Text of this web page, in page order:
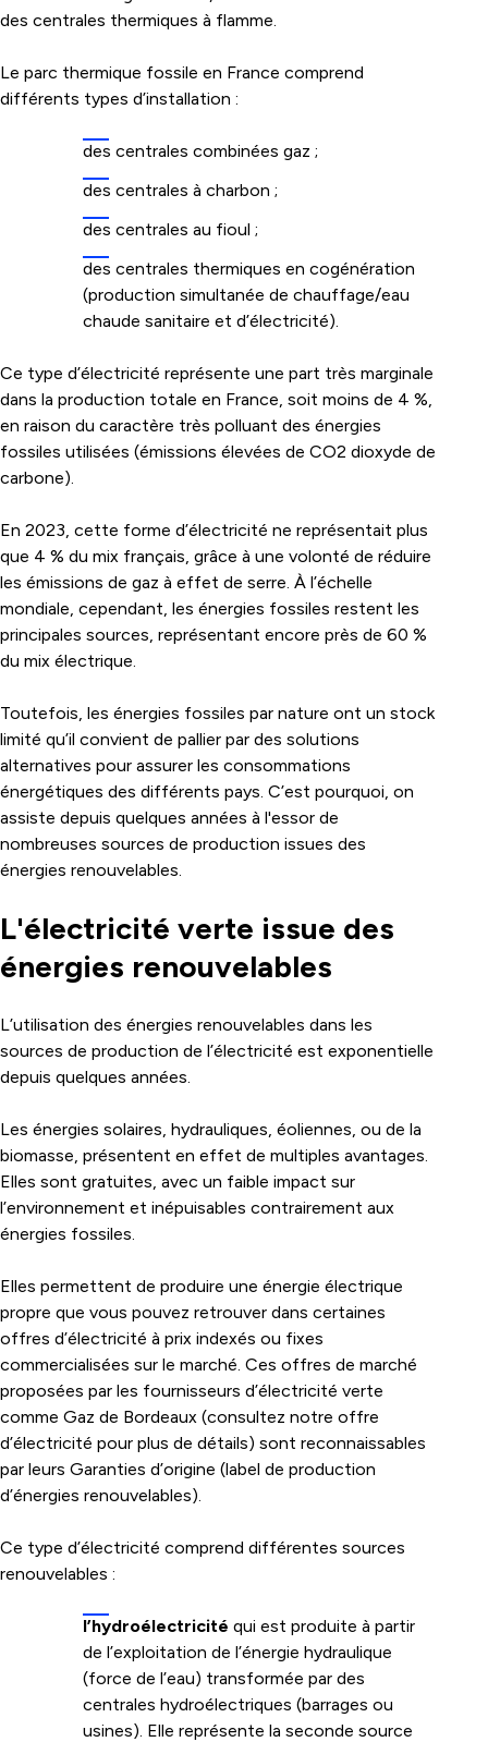
des centrales thermiques à flamme.
Le parc thermique fossile en France comprend
différents types d’installation :
des centrales combinées gaz ;
des centrales à charbon ;
des centrales au fioul ;
des centrales thermiques en cogénération
(production simultanée de chauffage/eau
chaude sanitaire et d’électricité).
Ce type d’électricité représente une part très marginale
dans la production totale en France, soit moins de 4 %,
en raison du caractère très polluant des énergies
fossiles utilisées (émissions élevées de CO2 dioxyde de
carbone).
En 2023, cette forme d’électricité ne représentait plus
que 4 % du mix français, grâce à une volonté de réduire
les émissions de gaz à effet de serre. À l’échelle
mondiale, cependant, les énergies fossiles restent les
principales sources, représentant encore près de 60 %
du mix électrique.
Toutefois, les énergies fossiles par nature ont un stock
limité qu’il convient de pallier par des solutions
alternatives pour assurer les consommations
énergétiques des différents pays. C’est pourquoi, on
assiste depuis quelques années à l'essor de
nombreuses sources de production issues des
énergies renouvelables.
L'électricité verte issue des
énergies renouvelables
L’utilisation des énergies renouvelables dans les
sources de production de l’électricité est exponentielle
depuis quelques années.
Les énergies solaires, hydrauliques, éoliennes, ou de la
biomasse, présentent en effet de multiples avantages.
Elles sont gratuites, avec un faible impact sur
l’environnement et inépuisables contrairement aux
énergies fossiles.
Elles permettent de produire une énergie électrique
propre que vous pouvez retrouver dans certaines
offres d’électricité à prix indexés ou fixes
commercialisées sur le marché. Ces offres de marché
proposées par les fournisseurs d’électricité verte
comme Gaz de Bordeaux (consultez notre offre
d’électricité pour plus de détails) sont reconnaissables
par leurs Garanties d’origine (label de production
d’énergies renouvelables).
Ce type d’électricité comprend différentes sources
renouvelables :
l’hydroélectricité qui est produite à partir
de l’exploitation de l’énergie hydraulique
(force de l’eau) transformée par des
centrales hydroélectriques (barrages ou
usines). Elle représente la seconde source